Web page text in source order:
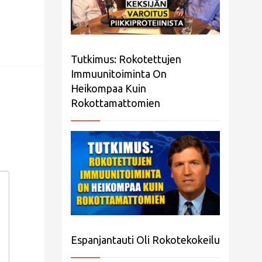
Tutkimus: Rokotettujen
Immuunitoiminta On
Heikompaa Kuin
Rokottamattomien
Espanjantauti Oli Rokotekokeilu